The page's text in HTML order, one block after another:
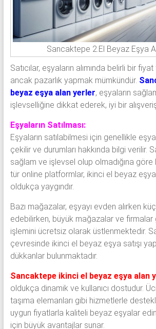
Sancaktepe 2.El Beyaz Eşya
Satıcılar, eşyaların alımında belirli bir
ancak pazarlık yapmak mümkündür.
beyaz eşya alan yerler, eşyaların
işlevselliğine dikkat ederek, iyi bir
Eşyaların Satılması:
Eşyaların satılabilmesi için genellikle
çekilir ve durumları hakkında bilgi verilir.
sağlam ve işlevsel olup olmadığına göre
tür online platformlar, ikinci el beyaz eşya
oldukça yaygındır.
Bazı mağazalar, eşyayı evden alırken
edebilirken, büyük mağazalar ve firmalar
işlemini ücretsiz olarak üstlenmektedir.
çevresinde ikinci el beyaz eşya satışı
dükkanlar bulunmaktadır.
Sancaktepe ikinci el beyaz eşya alan
oldukça dinamik ve kullanıcı dostudur.
taşıma elemanları gibi hizmetlerle
uygun fiyatlarla kaliteli beyaz eşyalar
için büyük avantajlar sunar.